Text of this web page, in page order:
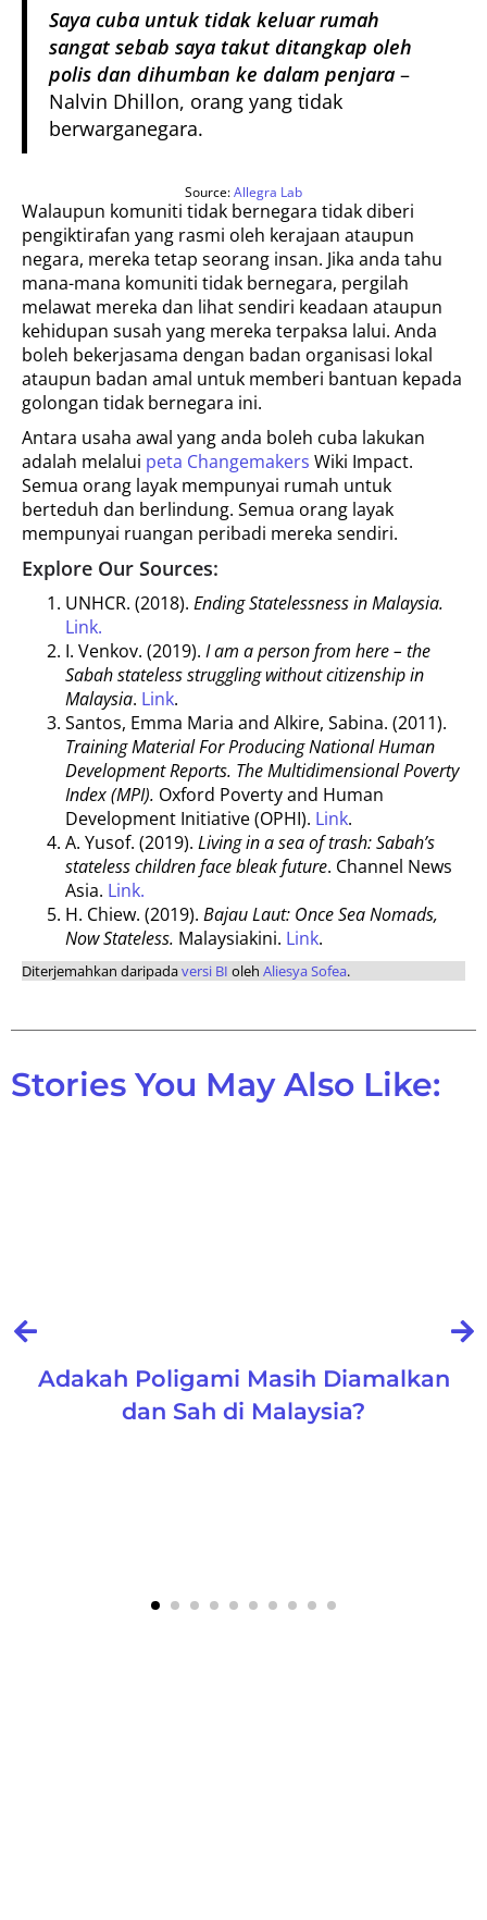
Saya cuba untuk tidak keluar rumah
sangat sebab saya takut ditangkap oleh
polis dan dihumban ke dalam penjara –
Nalvin Dhillon, orang yang tidak
berwarganegara.
Source:Allegra Lab
Walaupun komuniti tidak bernegara tidak diberi
pengiktirafan yang rasmi oleh kerajaan ataupun
negara, mereka tetap seorang insan. Jika anda tahu
mana-mana komuniti tidak bernegara, pergilah
melawat mereka dan lihat sendiri keadaan ataupun
kehidupan susah yang mereka terpaksa lalui. Anda
boleh bekerjasama dengan badan organisasi lokal
ataupun badan amal untuk memberi bantuan kepada
golongan tidak bernegara ini.
Antara usaha awal yang anda boleh cuba lakukan
adalah melalui peta Changemakers Wiki Impact.
Semua orang layak mempunyai rumah untuk
berteduh dan berlindung. Semua orang layak
mempunyai ruangan peribadi mereka sendiri.
Explore Our Sources:
UNHCR. (2018). Ending Statelessness in Malaysia.
Link.
I. Venkov. (2019). I am a person from here – the
Sabah stateless struggling without citizenship in
Malaysia. Link.
Santos, Emma Maria and Alkire, Sabina. (2011).
Training Material For Producing National Human
Development Reports. The Multidimensional Poverty
Index (MPI). Oxford Poverty and Human
Development Initiative (OPHI). Link.
A. Yusof. (2019). Living in a sea of trash: Sabah’s
stateless children face bleak future. Channel News
Asia. Link.
H. Chiew. (2019). Bajau Laut: Once Sea Nomads,
Now Stateless. Malaysiakini. Link.
Diterjemahkan daripadaversi BI oleh Aliesya Sofea.
Stories You May Also Like:
Adakah Poligami Masih Diamalkan
dan Sah di Malaysia?